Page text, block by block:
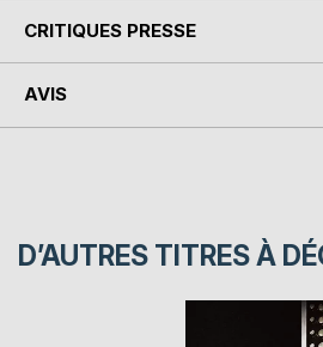
CRITIQUES PRESSE
AVIS
D’AUTRES TITRES À